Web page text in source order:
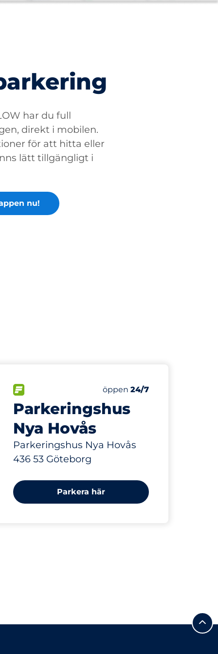
har du full
direkt i mobilen.
för att hitta eller
lätt tillgängligt i
nu!
Parkeringshus
Nya Hovås
Parkeringshus Nya Hovås
436 53 Göteborg
Fredag
öppen 24/7
179 m
Parkera här